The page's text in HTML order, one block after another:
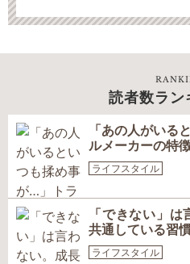
読者数ラン
「あの人がいる
ルメーカーの特
ライフスタイル
「できない」
共通している習
ライフスタイル